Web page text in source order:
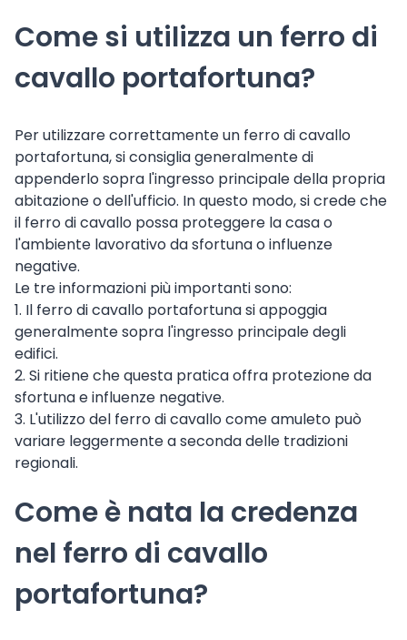
Come si utilizza un ferro di
cavallo portafortuna?
Per utilizzare correttamente un ferro di cavallo
portafortuna, si consiglia generalmente di
appenderlo sopra l'ingresso principale della propria
abitazione o dell'ufficio. In questo modo, si crede che
il ferro di cavallo possa proteggere la casa o
l'ambiente lavorativo da sfortuna o influenze
negative.
Le tre informazioni più importanti sono:
1. Il ferro di cavallo portafortuna si appoggia
generalmente sopra l'ingresso principale degli
edifici.
2. Si ritiene che questa pratica offra protezione da
sfortuna e influenze negative.
3. L'utilizzo del ferro di cavallo come amuleto può
variare leggermente a seconda delle tradizioni
regionali.
Come è nata la credenza
nel ferro di cavallo
portafortuna?